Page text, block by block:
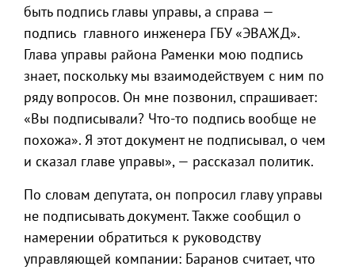
быть подпись главы управы, а справа —
подпись главного инженера ГБУ «ЭВАЖД».
Глава управы района Раменки мою подпись
знает, поскольку мы взаимодействуем с ним по
ряду вопросов. Он мне позвонил, спрашивает:
«Вы подписывали? Что-то подпись вообще не
похожа». Я этот документ не подписывал, о чем
и сказал главе управы», — рассказал политик.
По словам депутата, он попросил главу управы
не подписывать документ. Также сообщил о
намерении обратиться к руководству
управляющей компании: Баранов считает, что